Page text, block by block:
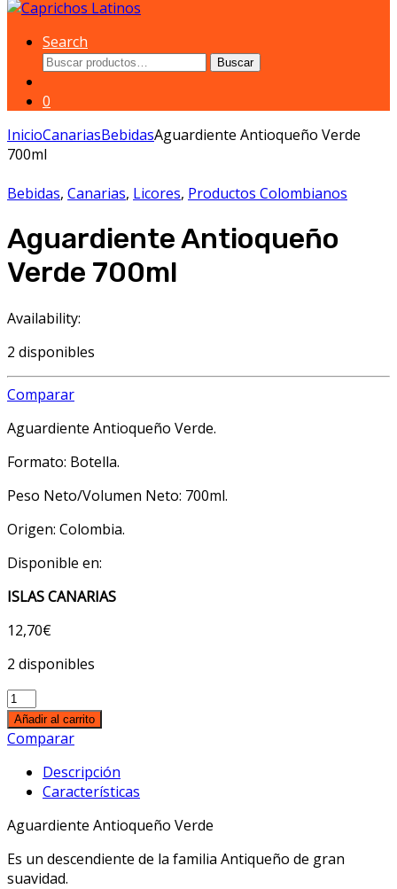
Search
Buscar
Buscar
0
InicioCanariasBebidasAguardiente Antioqueño Verde
700ml
Bebidas, Canarias, Licores, Productos Colombianos
Aguardiente Antioqueño
Verde 700ml
Availability:
2 disponibles
Comparar
Aguardiente Antioqueño Verde.
Formato: Botella.
Peso Neto/Volumen Neto: 700ml.
Origen: Colombia.
Disponible en:
ISLAS CANARIAS
12,70€
2 disponibles
Aguardiente
Antioqueño
Verde
cantidad
Añadir al carrito
Comparar
Descripción
Características
Aguardiente Antioqueño Verde
Es un descendiente de la familia Antiqueño de gran
suavidad.